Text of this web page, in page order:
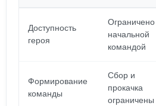
Доступность
героя
Ограничено
начальной
командой
Формирование
команды
Сбор и
прокачка
ограничены